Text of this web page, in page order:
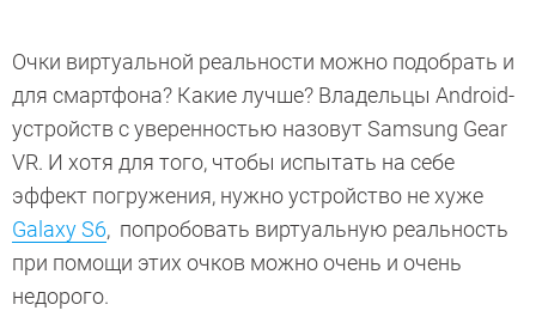
Очки виртуальной реальности можно подобрать и
для смартфона? Какие лучше? Владельцы Android-
устройств с уверенностью назовут Samsung Gear
VR. И хотя для того, чтобы испытать на себе
эффект погружения, нужно устройство не хуже
Galaxy S6, попробовать виртуальную реальность
при помощи этих очков можно очень и очень
недорого.